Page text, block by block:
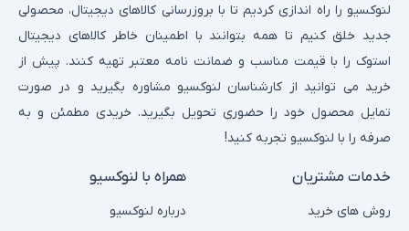
لنوکسیو را راه اندازی کردیم تا با بروزرسانی کالاهای دیجیتال، محصولی
جدید خلق کنیم تا همه بتوانند با اطمینان خاطر کالاهای دیجیتال
استوک را با قیمت مناسب و ضمانت نامه معتبر تهیه کنند. پیش از
خرید می توانید از کارشناسان لنوکسیو مشاوره بگیرید و در صورت
تمایل محصول خود را حضوری تحویل بگیرید. خریدی مطمئن و به
صرفه را با لنوکسیو تجربه کنید!
خدمات مشتریان
روش های خرید
همراه با لنوکسیو
درباره لنوکسیو